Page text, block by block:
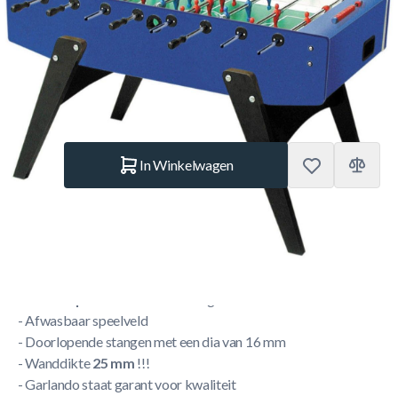
Voetbaltafel
SKU:GAR.20064 Merk: Garlando
NIEUW
€ 999.– Op voorraad
Aantal
In Winkelwagen
- Afwasbaar speelveld
- Doorlopende stangen met een dia van 16 mm
- Wanddikte25 mm !!!
- Garlando staat garant voor kwaliteit